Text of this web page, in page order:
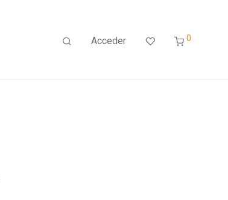
Acceder 0